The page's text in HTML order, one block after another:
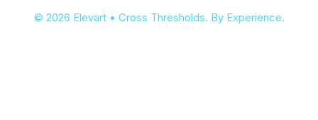
© 2026 Elevart • Cross Thresholds. By Experience.